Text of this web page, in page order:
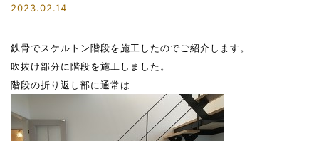
2023.02.14
鉄骨でスケルトン階段を施工したのでご紹介します。
吹抜け部分に階段を施工しました。
階段の折り返し部に通常は